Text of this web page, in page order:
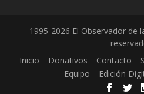
1995-2026 El Observador de
Inicio
Donativos Contacto
Equipo
Edición